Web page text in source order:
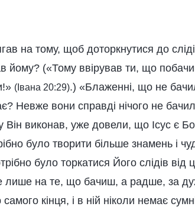
на тому, щоб доторкнутися до
йому? («Тому ввірував ти, що
(Івана 20:29).) «Блаженні, що не
Невже вони справді нічого не
Він виконав, уже довели, що Ісус є
було творити більше знамень і
було торкатися Його слідів від
лише на те, що бачиш, а радше, за
кінця, і в ній ніколи немає